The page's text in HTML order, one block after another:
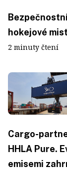
hokejové
2 minuty čtení
Cargo-
HHLA Pure.
emisemi